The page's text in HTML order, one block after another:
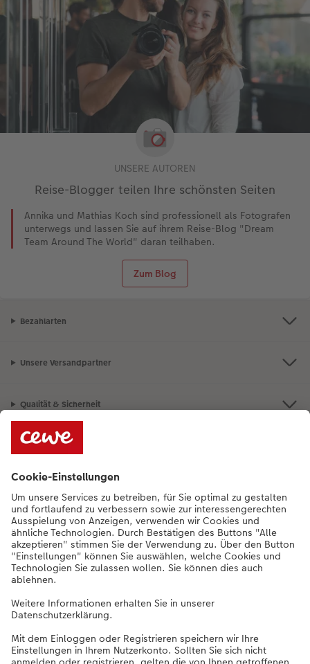
UNSERE AUTOREN
Reise-Blogger teilen Ihre schönsten Seiten
Annika und Mathias Koch sind professionell als Fotografen
unterwegs und lassen Sie auf ihrem Reise-Blog "Dream
Team Around The World" daran teilhaben.
Zum Blog
Bezahlarten
Unsere Versandpartner
Qualität & Sicherheit
Nachhaltigkeit bei CEWE
Unternehmen
Sortiment
Weitere Produkte